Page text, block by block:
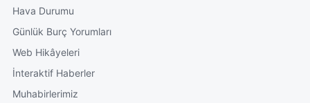
Hava Durumu
Günlük Burç Yorumları
Web Hikâyeleri
İnteraktif Haberler
Muhabirlerimiz